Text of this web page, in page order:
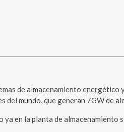
de almacenamiento energético
mundo, que generan 7GW de
en la planta de almacenamiento